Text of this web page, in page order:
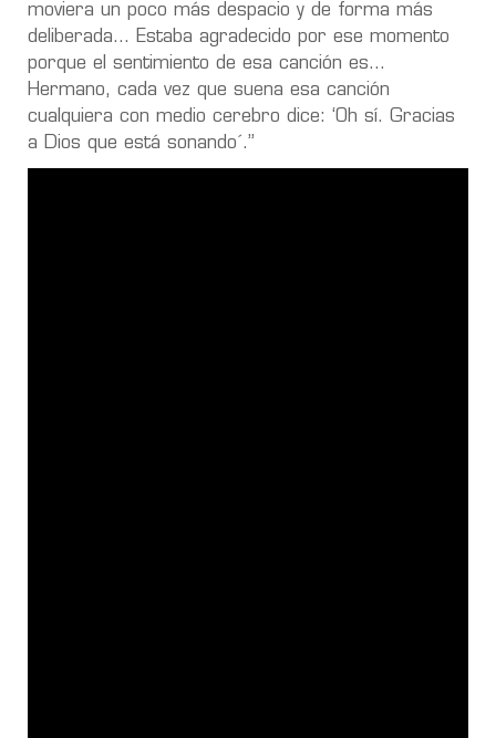
moviera un poco más despacio y de forma más
deliberada… Estaba agradecido por ese momento
porque el sentimiento de esa canción es…
Hermano, cada vez que suena esa canción
cualquiera con medio cerebro dice: ‘Oh sí. Gracias
a Dios que está sonando´.”